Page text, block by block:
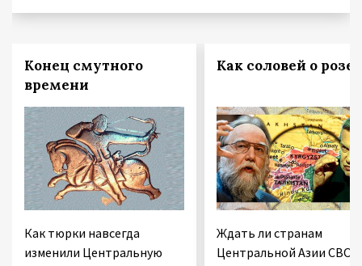
Конец смутного
времени
Как тюрки навсегда
изменили Центральную
Как соловей о розе
Ждать ли странам
Центральной Азии СВО